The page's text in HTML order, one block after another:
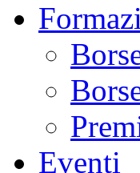
Eventi